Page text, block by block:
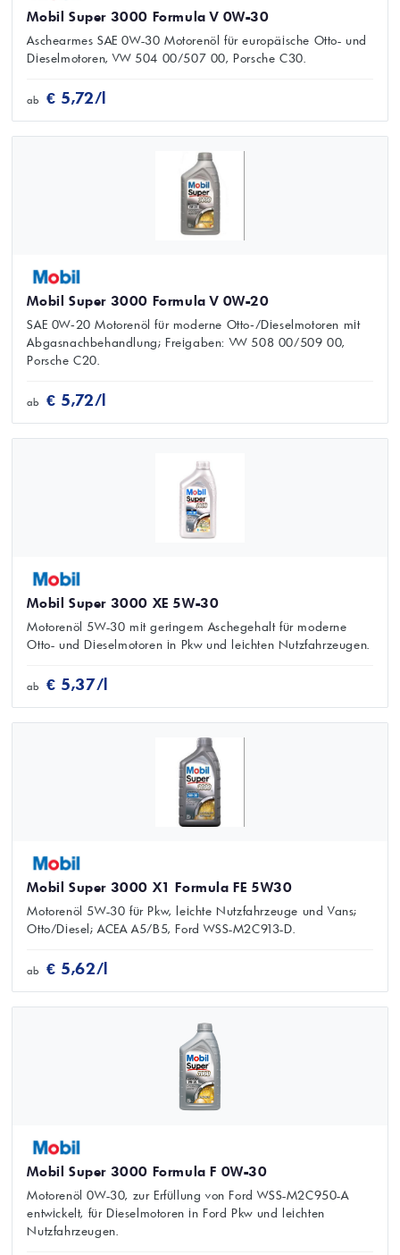
Mobil Super 3000 Formula V 0W-30
Aschearmes SAE 0W-30 Motorenöl für europäische Otto- und
Dieselmotoren, VW 504 00/507 00, Porsche C30.
ab € 5,72/l
Mobil Super 3000 Formula V 0W-20
SAE 0W‑20 Motorenöl für moderne Otto‑/Dieselmotoren mit
Abgasnachbehandlung; Freigaben: VW 508 00/509 00,
Porsche C20.
ab € 5,72/l
Mobil Super 3000 XE 5W-30
Motorenöl 5W-30 mit geringem Aschegehalt für moderne
Otto- und Dieselmotoren in Pkw und leichten Nutzfahrzeugen.
ab € 5,37/l
Mobil Super 3000 X1 Formula FE 5W30
Motorenöl 5W-30 für Pkw, leichte Nutzfahrzeuge und Vans;
Otto/Diesel; ACEA A5/B5, Ford WSS-M2C913-D.
ab € 5,62/l
Mobil Super 3000 Formula F 0W-30
Motorenöl 0W-30, zur Erfüllung von Ford WSS-M2C950-A
entwickelt, für Dieselmotoren in Ford Pkw und leichten
Nutzfahrzeugen.